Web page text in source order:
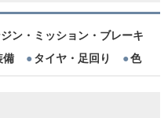
ン・ミッション・ブレーキ
備 タイヤ・足回り 色